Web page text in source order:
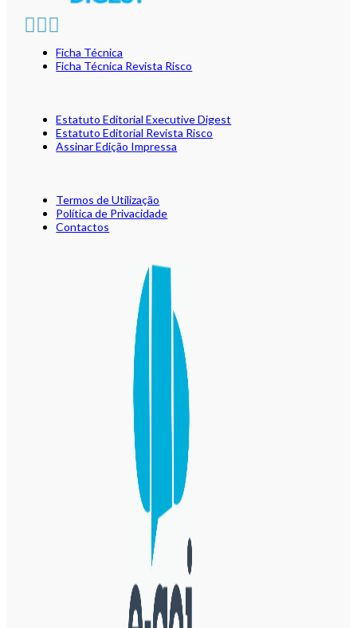
Ficha Técnica
Ficha Técnica Revista Risco
Estatuto Editorial Executive Digest
Estatuto Editorial Revista Risco
Assinar Edição Impressa
Termos de Utilização
Política de Privacidade
Contactos